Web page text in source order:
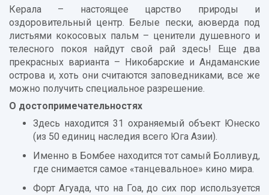
Керала – настоящее царство природы и
оздоровительный центр. Белые пески, аюверда под
листьями кокосовых пальм – ценители душевного и
телесного покоя найдут свой рай здесь! Еще два
прекрасных варианта – Никобарские и Андаманские
острова и, хоть они считаются заповедниками, все же
можно получить специальное разрешение.
О достопримечательностях
Здесь находится 31 охраняемый объект Юнеско
(из 50 единиц наследия всего Юга Азии).
Именно в Бомбее находится тот самый Болливуд,
где снимается самое «танцевальное» кино мира.
Форт Агуада, что на Гоа, до сих пор используется